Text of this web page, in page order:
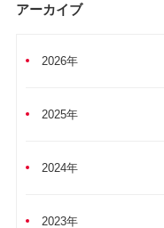
アーカイブ
2026年
2025年
2024年
2023年